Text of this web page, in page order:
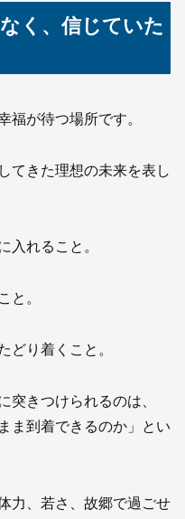
く、信じていた
福が待つ場所です。
てきた理想の未来を表し
入れること。
と。
どり着くこと。
突きつけられるのは、
ま到着できるのか」とい
力、若さ、故郷で過ごせ